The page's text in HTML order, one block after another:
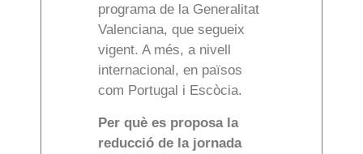
programa de la Generalitat
Valenciana, que segueix
vigent. A més, a nivell
internacional, en països
com Portugal i Escòcia.
Per què es proposa la
reducció de la jornada